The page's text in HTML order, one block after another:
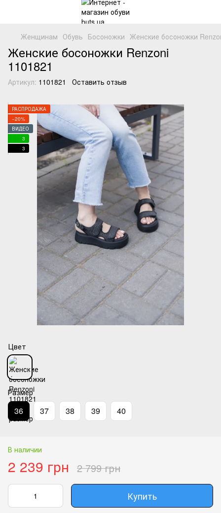
Женщинам Обувь Босоножки Женские босоножки
Женские босоножки Renzoni
1101821
Артикул: 1101821 Оставить отзыв
РАСПРОДАЖА
−20%
ВИДЕО
3
3
Цвет
Размер
36 37 38 39 40
В наличии
2 239 грн 2 799 грн
Купить